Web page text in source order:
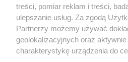
X Facebook
treści, pomiar reklam i treści,
ulepszanie usług. Za zgodą
Partnerzy możemy używać
geolokalizacyjnych oraz
charakterystykę urządzenia do